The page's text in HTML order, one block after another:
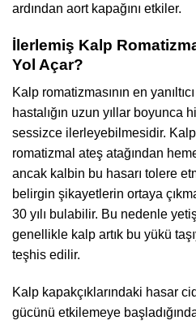
ardından aort kapağını etkiler.
İlerlemiş Kalp
Yol Açar?
Kalp romatizmasının en
hastalığın uzun yıllar boyunca
sessizce ilerleyebilmesidir.
romatizmal ateş atağından
ancak kalbin bu hasarı tolere
belirgin şikayetlerin ortaya
30 yılı bulabilir. Bu nedenle
genellikle kalp artık bu yükü
teşhis edilir.
Kalp kapakçıklarındaki hasar
gücünü etkilemeye